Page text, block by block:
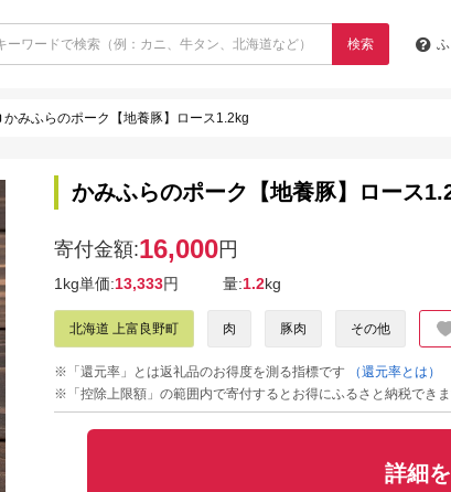
検索
かみふらのポーク【地養豚】ロース1.2kg
かみふらのポーク【地養豚】ロース
寄付金額:16,000円
1kg単価:13,333円 量:1.2kg
北海道 上富良野町 肉 豚肉 その他
※「還元率」とは返礼品のお得度を測る指標です
（還元率とは）
※「控除上限額」の範囲内で寄付するとお得にふるさと納税でき
詳細